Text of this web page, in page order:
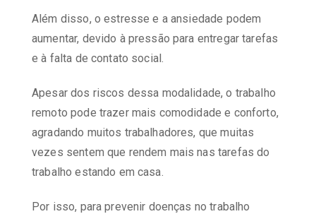
Além disso, o estresse e a ansiedade podem
aumentar, devido à pressão para entregar tarefas
e à falta de contato social.
Apesar dos riscos dessa modalidade, o trabalho
remoto pode trazer mais comodidade e conforto,
agradando muitos trabalhadores, que muitas
vezes sentem que rendem mais nas tarefas do
trabalho estando em casa.
Por isso, para prevenir doenças no trabalho